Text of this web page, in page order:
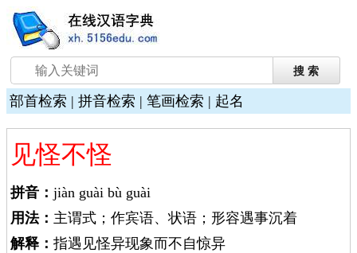
部首检索 | 拼音检索 | 笔画检索 | 起名
见怪不怪
拼音： jiàn guài bù guài
用法： 主谓式；作宾语、状语；形容遇事沉着
解释： 指遇见怪异现象而不自惊异